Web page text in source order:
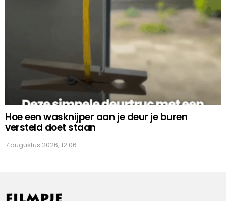
Hoe een wasknijper aan je deur je buren
versteld doet staan
7 augustus 2026, 12:06